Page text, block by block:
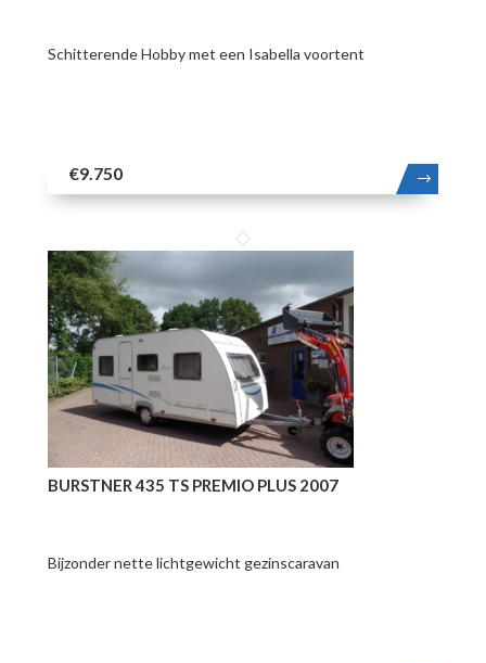
Schitterende Hobby met een Isabella voortent
€9.750
BURSTNER 435 TS PREMIO PLUS 2007
Bijzonder nette lichtgewicht gezinscaravan